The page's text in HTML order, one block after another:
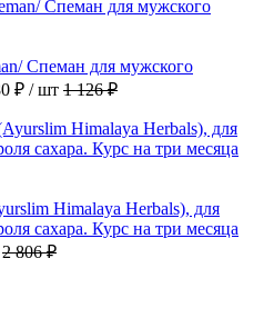
Спеман для мужского
₽ / шт 1 126 ₽
Himalaya Herbals), для
сахара. Курс на три месяца
2 806 ₽